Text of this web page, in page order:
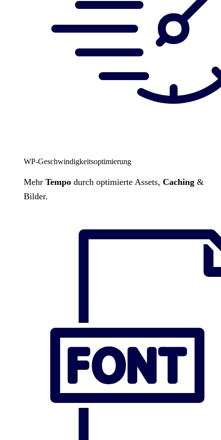
WP-Geschwindigkeitsoptimierung
Mehr Tempo durch optimierte Assets, Caching &
Bilder.